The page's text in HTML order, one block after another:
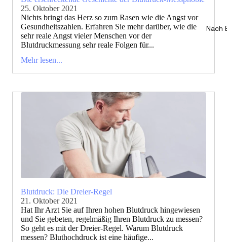
Nach
25. Oktober 2021
Nichts bringt das Herz so zum Rasen wie die Angst vor
Gesundheitszahlen. Erfahren Sie mehr darüber, wie die
sehr reale Angst vieler Menschen vor der
Blutdruckmessung sehr reale Folgen für...
Mehr lesen...
Blutdruck: Die Dreier-Regel
21. Oktober 2021
Hat Ihr Arzt Sie auf Ihren hohen Blutdruck hingewiesen
und Sie gebeten, regelmäßig Ihren Blutdruck zu messen?
So geht es mit der Dreier-Regel. Warum Blutdruck
messen? Bluthochdruck ist eine häufige...